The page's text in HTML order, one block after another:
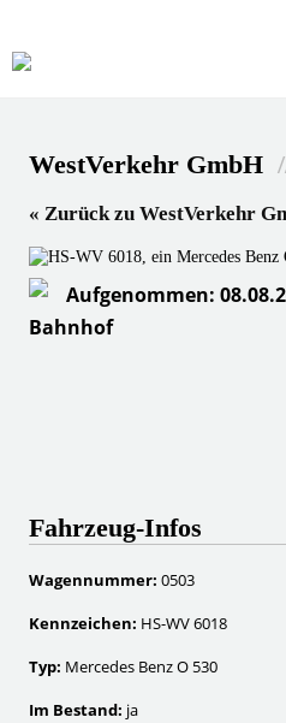
WestVerkehr GmbH
« Zurück zu WestVerkehr
Aufgenommen:
Bahnhof
Fahrzeug-Infos
Wagennummer: 0503
Kennzeichen: HS-WV 6018
Typ: Mercedes Benz O 530
Im Bestand: ja